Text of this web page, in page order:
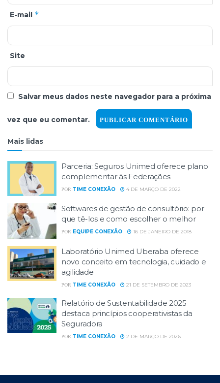
E-mail *
Site
Salvar meus dados neste navegador para a próxima
vez que eu comentar.
Mais lidas
Parceria: Seguros Unimed oferece plano
complementar às Federações
POR TIME CONEXÃO 4 DE MARÇO DE 2022
Softwares de gestão de consultório: por
que tê-los e como escolher o melhor
POR EQUIPE CONEXÃO 16 DE JANEIRO DE 2018
Laboratório Unimed Uberaba oferece
novo conceito em tecnologia, cuidado e
agilidade
POR TIME CONEXÃO 21 DE SETEMBRO DE 2023
Relatório de Sustentabilidade 2025
destaca princípios cooperativistas da
Seguradora
POR TIME CONEXÃO 2 DE MARÇO DE 2026